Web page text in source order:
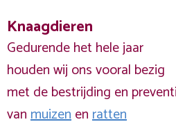
Knaagdieren
Gedurende het hele jaar
houden wij ons vooral bezig
met de bestrijding en
vanmuizenenratten